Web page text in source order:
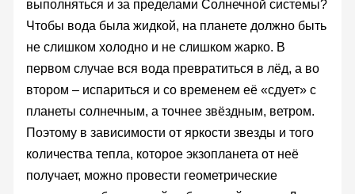
выполняться и за пределами Солнечной системы?
Чтобы вода была жидкой, на планете должно быть
не слишком холодно и не слишком жарко. В
первом случае вся вода превратиться в лёд, а во
втором – испариться и со временем её «сдует» с
планеты солнечным, а точнее звёздным, ветром.
Поэтому в зависимости от яркости звезды и того
количества тепла, которое экзопланета от неё
получает, можно провести геометрические